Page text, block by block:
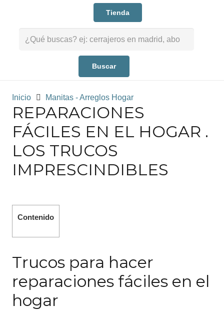
Tienda
Inicio Manitas - Arreglos Hogar
REPARACIONES
FÁCILES EN EL HOGAR .
LOS TRUCOS
IMPRESCINDIBLES
Contenido
Trucos para hacer
reparaciones fáciles en el
hogar